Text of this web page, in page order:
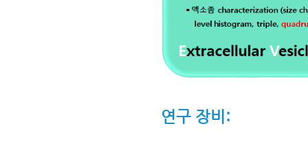
연구 장비: